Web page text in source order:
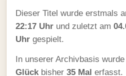
Dieser Titel wurde erstmals
22:17 Uhr und zuletzt am
Uhr gespielt.
In unserer Archivbasis wurde
Glückbisher 35 Mal erfasst.